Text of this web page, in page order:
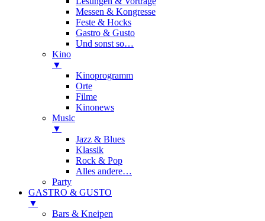
Messen & Kongresse
Feste & Hocks
Gastro & Gusto
Und sonst so…
Kino
▼
Kinoprogramm
Orte
Filme
Kinonews
Music
▼
Jazz & Blues
Klassik
Rock & Pop
Alles andere…
Party
GASTRO & GUSTO
▼
Bars & Kneipen